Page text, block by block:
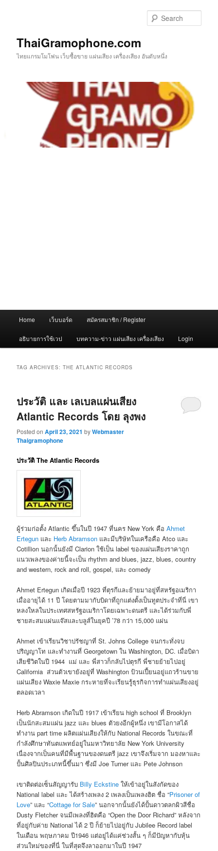
ThaiGramophone.com
ไทยแกรมโมโฟน เว็บซื้อขาย แผ่นเสียง เครื่องเสียง อันดับหนึ่ง
Home เว็บบอร์ด สมัครสมาชิก / Register
อธิบายการใช้เวป บทความ-ข่าว แผ่นเสียง เครื่องเสียง Login
TAG ARCHIVES:THE ATLANTIC RECORDS
ประวัติ และ เลเบลแผ่นเสียง
Atlantic Records โดย ลุงพง
Posted onApril 23, 2021 byWebmaster
Thaigramophone
ประวัติ The Atlantic Records
ผู้ร่วมก่อตั้ง Atlantic ขึ้นในปี 1947 ที่นคร New York คือAhmet
Ertegun และ Herb Abramson และมีบริษัทในเครือคือ Atco และ
Cotillion นอกนั้นยังมี Clarion ใช้เป็น label ของแผ่นเสียงราคาถูก
แนวเพลงของค่ายนี้จะเป็น rhythm and blues, jazz, blues, country
and western, rock and roll, gospel, และ comedy
Ahmet Ertegun เกิดเมื่อปี 1923 ที่ตุรกีและย้ายมาอยู่ที่สหรัฐอเมริกา
เมื่ออายุได้ 11 ปี โดยตามมากับบิดาที่ถูกแต่งตั้งเป็นทูตประจำที่นี่ เขา
หลงใหลในประเทศสหรัฐอเมริกาโดยเฉพาะดนตรี และได้ร่วมกับพี่
ชายสะสมแผ่นแจ๊สและบลูส์ในยุคปี ’78 กว่า 15,000 แผ่น
Ahmet เข้าเรียนวิชาปรัชญาที่ St. Johns College จนกระทั่งจบ
ปริญญาโท และทำงานที่ Georgetown ใน Washington, DC. เมื่อบิดา
เสียชีวิตในปี 1944 แม่ และ พี่สาวก็กลับไปตุรกี พี่ชายย้ายไปอยู่
California ส่วนตัวเขายังอยู่ที่ Washington ป้วนเปี้ยนอยู่แถวร้านขาย
แผ่นเสียง Waxie Maxie กระหายที่จะเรียนรู้ธุรกิจการทำแผ่นเสียงอยู่
ตลอดเวลา
Herb Abramson เกิดในปี 1917 เข้าเรียน high school ที่ Brooklyn
เป็นนักสะสมแผ่น jazz และ blues ตัวยงอีกผู้หนึ่ง เขามีโอกาสได้
ทำงาน part time ผลิตแผ่นเสียงให้กับ National Records ในขณะที่
กำลังศึกษาทันตแพทย์อยู่ในมหาวิทยาลัย New York University
เนื่องจากเป็นคนที่มีพื้นฐานของดนตรี jazz เขาจึงเริ่มจาก มองหาและ
ปั้นศิลปินประเภทนี้ขึ้นมา ซึ่งมี Joe Turner และ Pete Johnson
เขาติดต่อเซ็นสัญญารับ Billy Eckstine ให้เข้าอยู่ในสังกัดของ
National label และ ได้สร้างเพลง 2 เพลงเป็นเพลงฮิต ชื่อ “Prisoner of
Love” และ “Cottage for Sale” นอกจากนั้นยังได้ปั้นดาวตลกผิวสีชื่อ
Dusty Fletcher จนมีเพลงที่ฮิตคือ “Open the Door Richard” หลังจาก
ที่อยู่กับค่าย National ได้ 2 ปี ก็ย้ายไปอยู่กับ Jubilee Record label
ในเดือน พฤษภาคม ปี1946 แต่อยู่ได้แค่ช่วงสั้น ๆ ก็มีปัญหากับหุ้น
ส่วนใหม่ของที่นี่ ในที่สุดจึงลาออกมาในปี 1947